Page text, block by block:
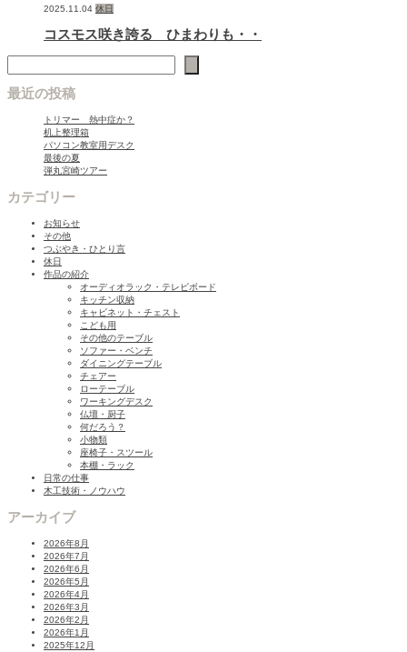
2025.11.04 休日
コスモス咲き誇る ひまわりも・・
最近の投稿
トリマー 熱中症か？
机上整理箱
パソコン教室用デスク
最後の夏
弾丸宮崎ツアー
カテゴリー
お知らせ
その他
つぶやき・ひとり言
休日
作品の紹介
オーディオラック・テレビボード
キッチン収納
キャビネット・チェスト
こども用
その他のテーブル
ソファー・ベンチ
ダイニングテーブル
チェアー
ローテーブル
ワーキングデスク
仏壇・厨子
何だろう？
小物類
座椅子・スツール
本棚・ラック
日常の仕事
木工技術・ノウハウ
アーカイブ
2026年8月
2026年7月
2026年6月
2026年5月
2026年4月
2026年3月
2026年2月
2026年1月
2025年12月